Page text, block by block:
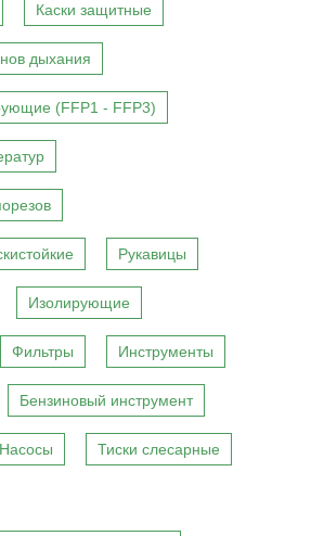
Каски защитные
дыхания
(FFP1 - FFP3)
Рукавицы
Изолирующие
Фильтры Инструменты
Бензиновый инструмент
Насосы Тиски слесарные